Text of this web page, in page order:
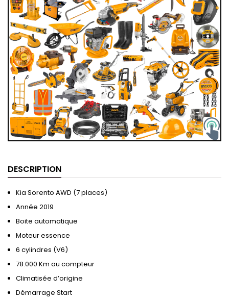
DESCRIPTION
Kia Sorento AWD (7 places)
Année 2019
Boite automatique
Moteur essence
6 cylindres (V6)
78.000 Km au compteur
Climatisée d’origine
Démarrage Start